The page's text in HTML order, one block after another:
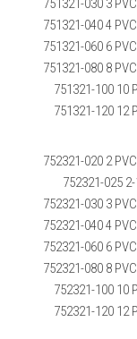
751321-030 3
751321-040 4
751321-060 6
751321-080 8
751321-100 10
751321-120 12
752321-020 2
752321-025
752321-030 3
752321-040 4
752321-060 6
752321-080 8
752321-100 10
752321-120 12